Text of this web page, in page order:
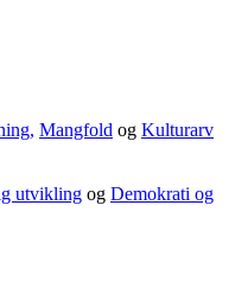
Mangfold og Kulturarv
utvikling og Demokrati og